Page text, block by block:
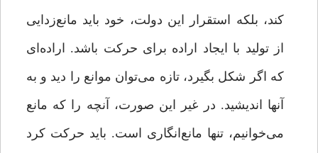
کند، بلکه استقرار این دولت، خود باید مانع‌زدایی
از تولید با ایجاد اراده برای حرکت باشد. اراده‌ای
که اگر شکل بگیرد، تازه می‌توان موانع را دید و به
آنها اندیشید. در غیر این صورت، آنچه را که مانع
می‌خوانیم، تنها مانع‌انگاری است. باید حرکت کرد